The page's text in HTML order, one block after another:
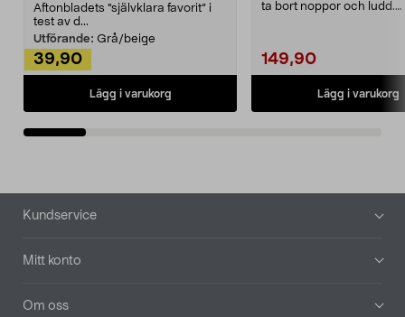
Aftonbladets "självklara favorit” i
test av d...
Utförande: Grå/beige
39,90
Lägg i varukorg
ta bort noppor och ludd.
149,90
Lägg i varukorg
Sidfot
Kundservice
Mitt konto
Om oss